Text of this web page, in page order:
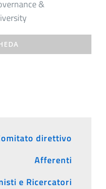
&
direttivo
Afferenti
e Ricercatori